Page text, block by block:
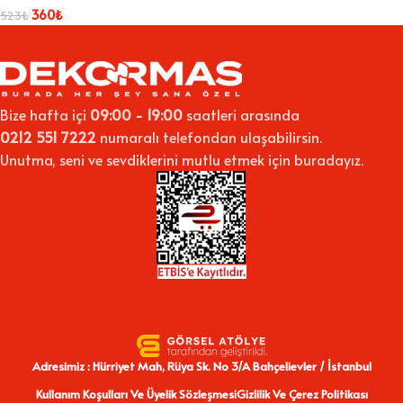
523₺360₺
Bize hafta içi 09:00 - 19:00 saatleri arasında
0212 551 7222 numaralı telefondan ulaşabilirsin.
Unutma, seni ve sevdiklerini mutlu etmek için buradayız.
Adresimiz : Hürriyet Mah, Rüya Sk. No 3/A Bahçelievler / İstanbul
Kullanım Koşulları Ve Üyelik SözleşmesiGizlilik Ve Çerez Politikası